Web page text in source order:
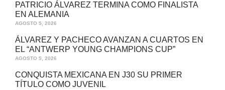
PATRICIO ÁLVAREZ TERMINA COMO FINALISTA
EN ALEMANIA
AGOSTO 5, 2026
ÁLVAREZ Y PACHECO AVANZAN A CUARTOS EN
EL “ANTWERP YOUNG CHAMPIONS CUP”
AGOSTO 5, 2026
CONQUISTA MEXICANA EN J30 SU PRIMER
TÍTULO COMO JUVENIL